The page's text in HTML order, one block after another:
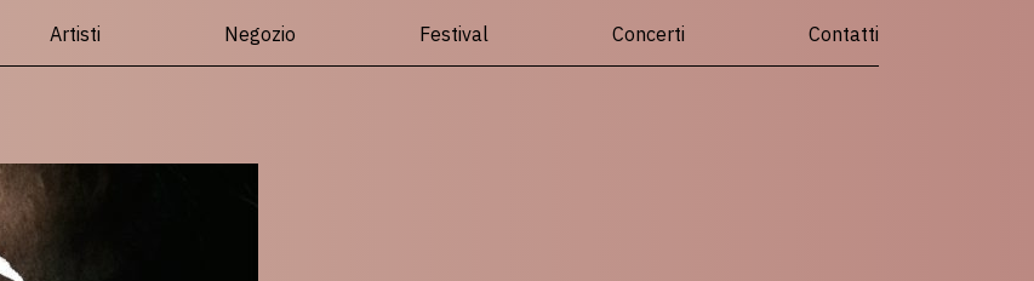
Artisti Negozio Festival Concerti Contatti